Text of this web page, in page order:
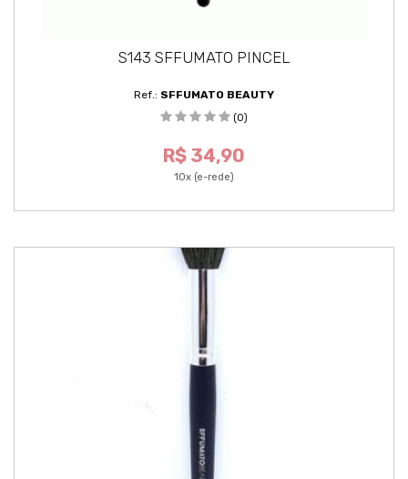
S143 SFFUMATO PINCEL
Ref.: SFFUMATO BEAUTY
(0)
R$ 34,90
10x (e-rede)